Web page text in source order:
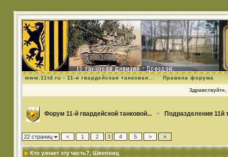
www.11td.ru - 11-я гвардейская танковая... Правила форума
Здравствуйте,
Форум 11-й гвардейской танковой... > Подразделения 11й
22 страниц < 1 2 3 4 5 > »
Кто узнает эту часть?, Швепниц